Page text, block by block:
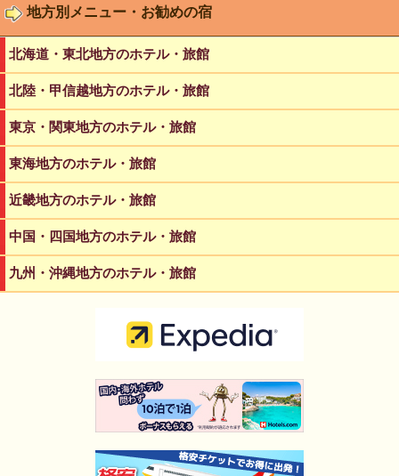
地方別メニュー・お勧めの宿
北海道・東北地方のホテル・旅館
北陸・甲信越地方のホテル・旅館
東京・関東地方のホテル・旅館
東海地方のホテル・旅館
近畿地方のホテル・旅館
中国・四国地方のホテル・旅館
九州・沖縄地方のホテル・旅館